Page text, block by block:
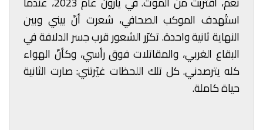
استُهدف الموكب الصحافي، شعرت أنّ بيني وبين
النهاية ثانية واحدة. تكرّر الشعور قرب جسر الدلافة في
البقاع الغربي، والمقاتلات فوق رأسي، وكأنّ الهواء
كله يترصدني. كل تلك اللحظات غيّرتني: صارت الثانية
حياة كاملة.